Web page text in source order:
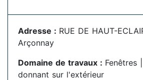
Adresse : RUE DE HAUT-
Arçonnay
Domaine de travaux : Fenêtres
donnant sur l'extérieur